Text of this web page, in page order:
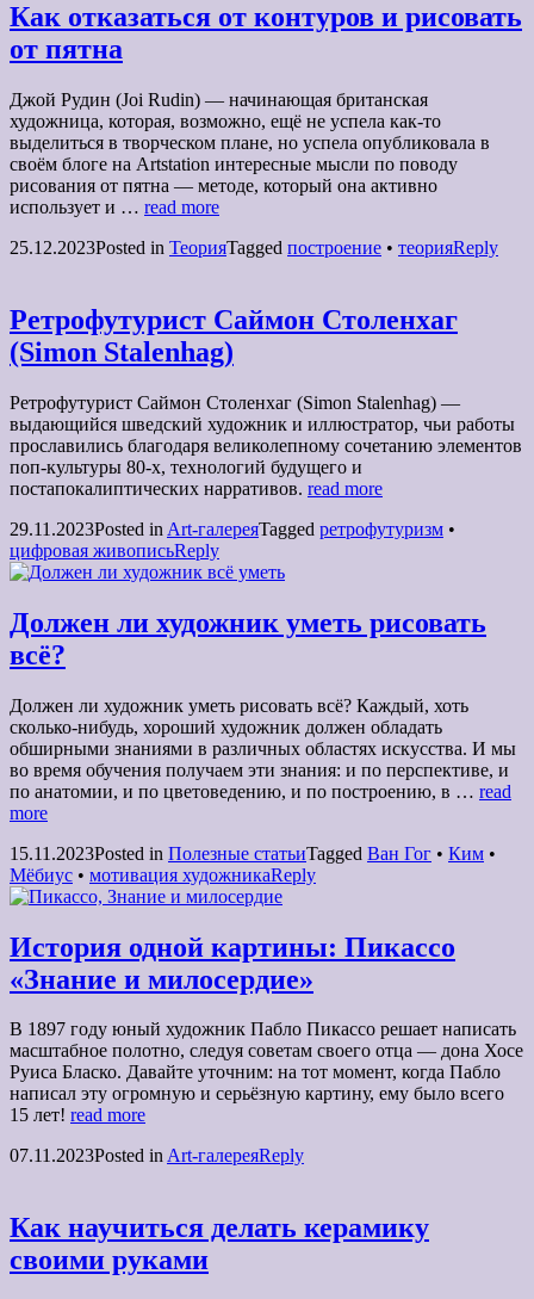
Как отказаться от контуров и рисовать
от пятна
Джой Рудин (Joi Rudin) — начинающая британская
художница, которая, возможно, ещё не успела как-то
выделиться в творческом плане, но успела опубликовала в
своём блоге на Artstation интересные мысли по поводу
рисования от пятна — методе, который она активно
использует и … read more
25.12.2023Posted in ТеорияTagged построение • теорияReply
Ретрофутурист Саймон Столенхаг
(Simon Stalenhag)
Ретрофутурист Саймон Столенхаг (Simon Stalenhag) —
выдающийся шведский художник и иллюстратор, чьи работы
прославились благодаря великолепному сочетанию элементов
поп-культуры 80-х, технологий будущего и
постапокалиптических нарративов. read more
29.11.2023Posted in Art-галереяTagged ретрофутуризм •
цифровая живописьReply
Должен ли художник уметь рисовать
всё?
Должен ли художник уметь рисовать всё? Каждый, хоть
сколько-нибудь, хороший художник должен обладать
обширными знаниями в различных областях искусства. И мы
во время обучения получаем эти знания: и по перспективе, и
по анатомии, и по цветоведению, и по построению, в … read
more
15.11.2023Posted in Полезные статьиTagged Ван Гог • Ким •
Мёбиус • мотивация художникаReply
История одной картины: Пикассо
«Знание и милосердие»
В 1897 году юный художник Пабло Пикассо решает написать
масштабное полотно, следуя советам своего отца — дона Хосе
Руиса Бласко. Давайте уточним: на тот момент, когда Пабло
написал эту огромную и серьёзную картину, ему было всего
15 лет! read more
07.11.2023Posted inArt-галереяReply
Как научиться делать керамику
своими руками